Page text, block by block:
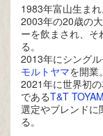
1983年富山生まれ
2003年の20歳の
ーを飲まされ、
る。
2013年にシング
モルトヤマを開業。
2021年に世界初
であるT&T
選定やブレンドに
る。